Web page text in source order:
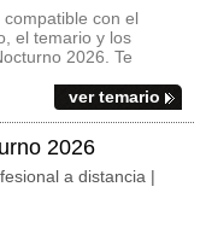
con el
el temario y los
2026. Te
ver temario
2026
a distancia |